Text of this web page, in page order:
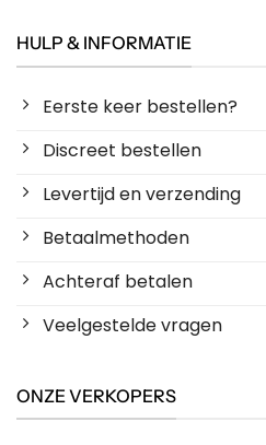
HULP & INFORMATIE
Eerste keer bestellen?
Discreet bestellen
Levertijd en verzending
Betaalmethoden
Achteraf betalen
Veelgestelde vragen
ONZE VERKOPERS